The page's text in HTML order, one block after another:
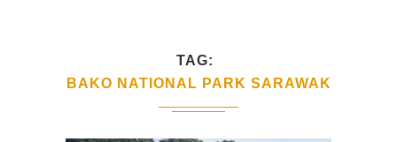
TAG
BAKO NATIONAL PARK SARAWAK